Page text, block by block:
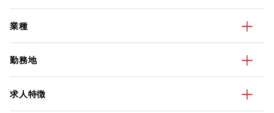
業種
勤務地
求人特徴